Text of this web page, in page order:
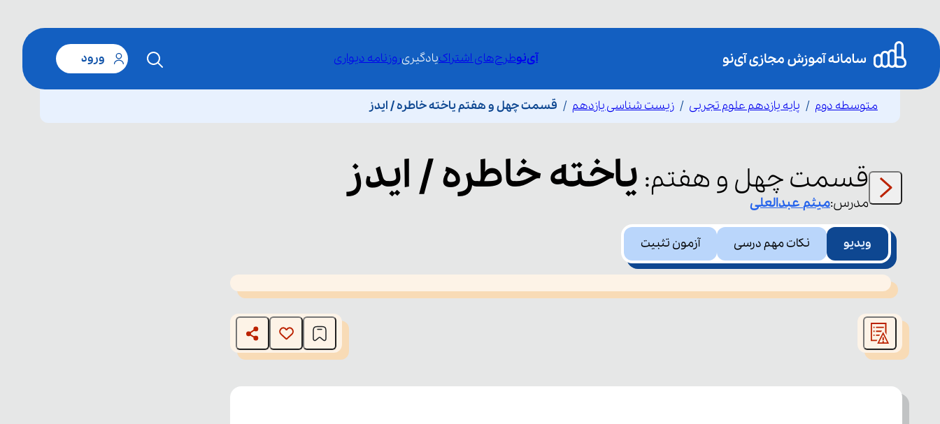
آی‌نوطرح‌های اشتراکیادگیریروزنامه دیواری ورود
متوسطه دوم پایه یازدهم علوم تجربی زیست شناسی یازدهم قسمت چهل و هفتم یاخته خاطره / ایدز
قسمتچهل و هفتم: یاخته خاطره / ایدز مدرس:میثمعبدالعلی
ویدیو نکات مهم درسی آزمون تثبیت
This
is
window.